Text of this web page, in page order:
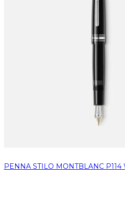
PENNA STILO MONTBLANC P114